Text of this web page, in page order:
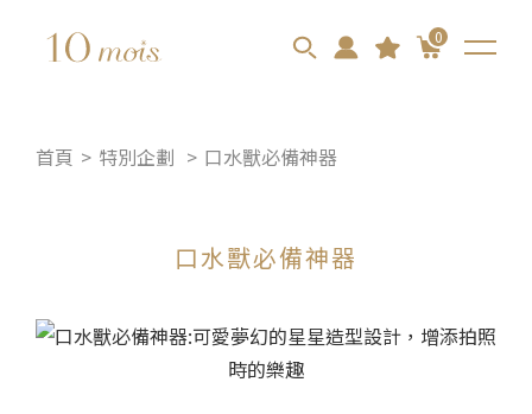
0
首頁 特別企劃 口水獸必備神器
口水獸必備神器